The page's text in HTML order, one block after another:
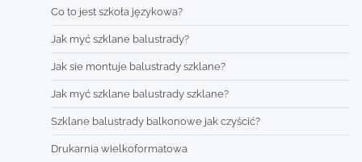
Co to jest szkoła językowa?
Jak myć szklane balustrady?
Jak sie montuje balustrady szklane?
Jak myć szklane balustrady szklane?
Szklane balustrady balkonowe jak czyścić?
Drukarnia wielkoformatowa